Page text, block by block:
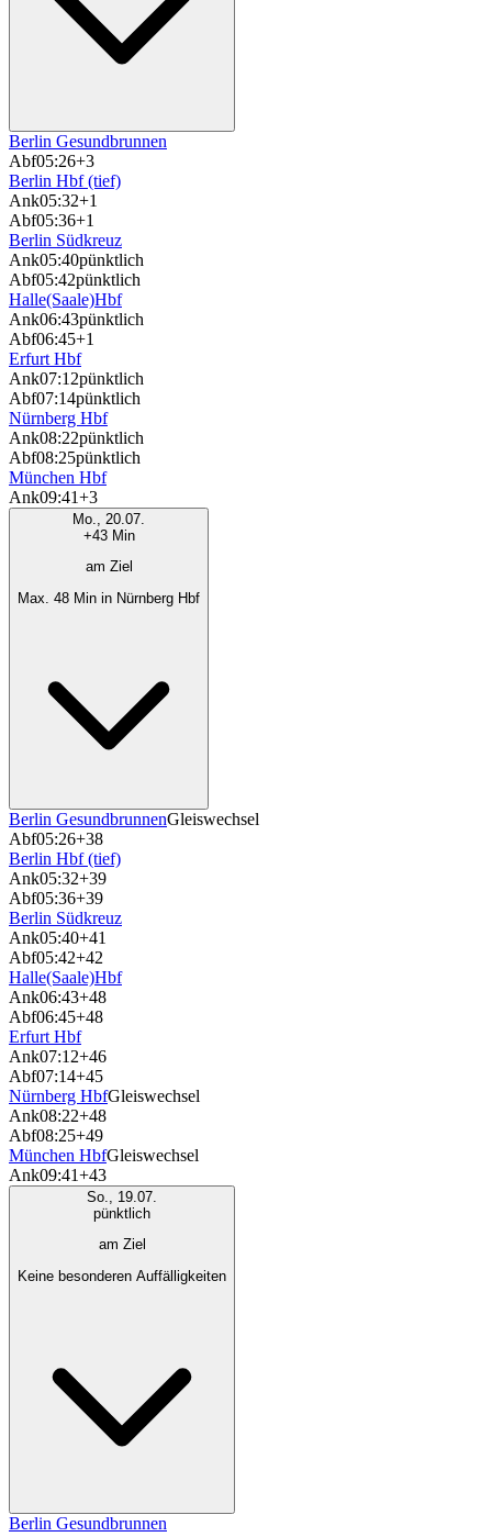
Berlin Gesundbrunnen
Abf05:26+3
Berlin Hbf (tief)
Ank05:32+1
Abf05:36+1
Berlin Südkreuz
Ank05:40pünktlich
Abf05:42pünktlich
Halle(Saale)Hbf
Ank06:43pünktlich
Abf06:45+1
Erfurt Hbf
Ank07:12pünktlich
Abf07:14pünktlich
Nürnberg Hbf
Ank08:22pünktlich
Abf08:25pünktlich
München Hbf
Ank09:41+3
Mo., 20.07.
+43 Min
am Ziel
Max. 48 Min in Nürnberg Hbf
Berlin GesundbrunnenGleiswechsel
Abf05:26+38
Berlin Hbf (tief)
Ank05:32+39
Abf05:36+39
Berlin Südkreuz
Ank05:40+41
Abf05:42+42
Halle(Saale)Hbf
Ank06:43+48
Abf06:45+48
Erfurt Hbf
Ank07:12+46
Abf07:14+45
Nürnberg HbfGleiswechsel
Ank08:22+48
Abf08:25+49
München HbfGleiswechsel
Ank09:41+43
So., 19.07.
pünktlich
am Ziel
Keine besonderen Auffälligkeiten
Berlin Gesundbrunnen